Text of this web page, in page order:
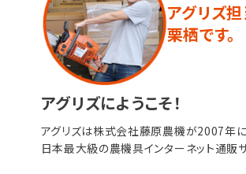
アグリズ
栗栖です。
アグリズにようこそ！
アグリズは株式会社藤原農機が2007年
日本最大級の農機具インターネット通販サ